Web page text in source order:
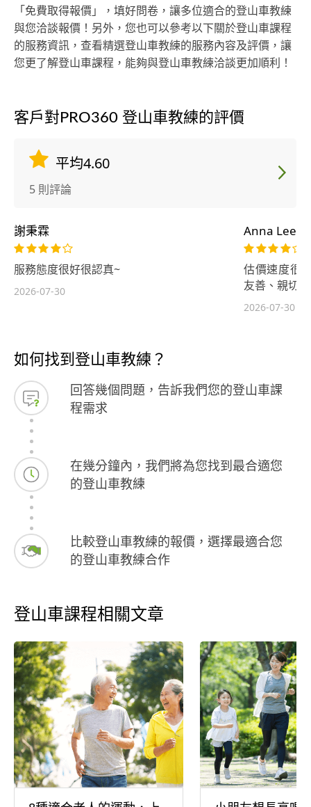
「免費取得報價」，填好問卷，讓多位適合的登山車教練
與您洽談報價！另外，您也可以參考以下關於登山車課程
的服務資訊，查看精選登山車教練的服務內容及評價，讓
您更了解登山車課程，能夠與登山車教練洽談更加順利！
客戶對PRO360 登山車教練的評價
平均4.60
5 則評論
謝秉霖
服務態度很好很認真~
2026-07-30
Anna Lee
估價速度很
友善、親切。
2026-07-30
如何找到登山車教練？
回答幾個問題，告訴我們您的登山車課
程需求
在幾分鐘內，我們將為您找到最合適您
的登山車教練
比較登山車教練的報價，選擇最適合您
的登山車教練合作
登山車課程相關文章